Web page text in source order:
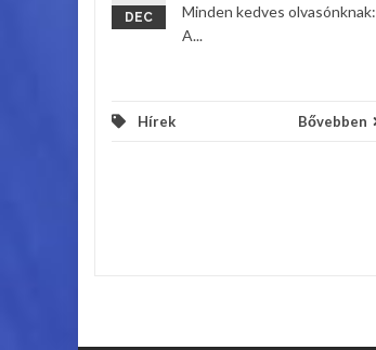
DEC
Minden kedves olvasónknak:
A...
Hírek Bővebben